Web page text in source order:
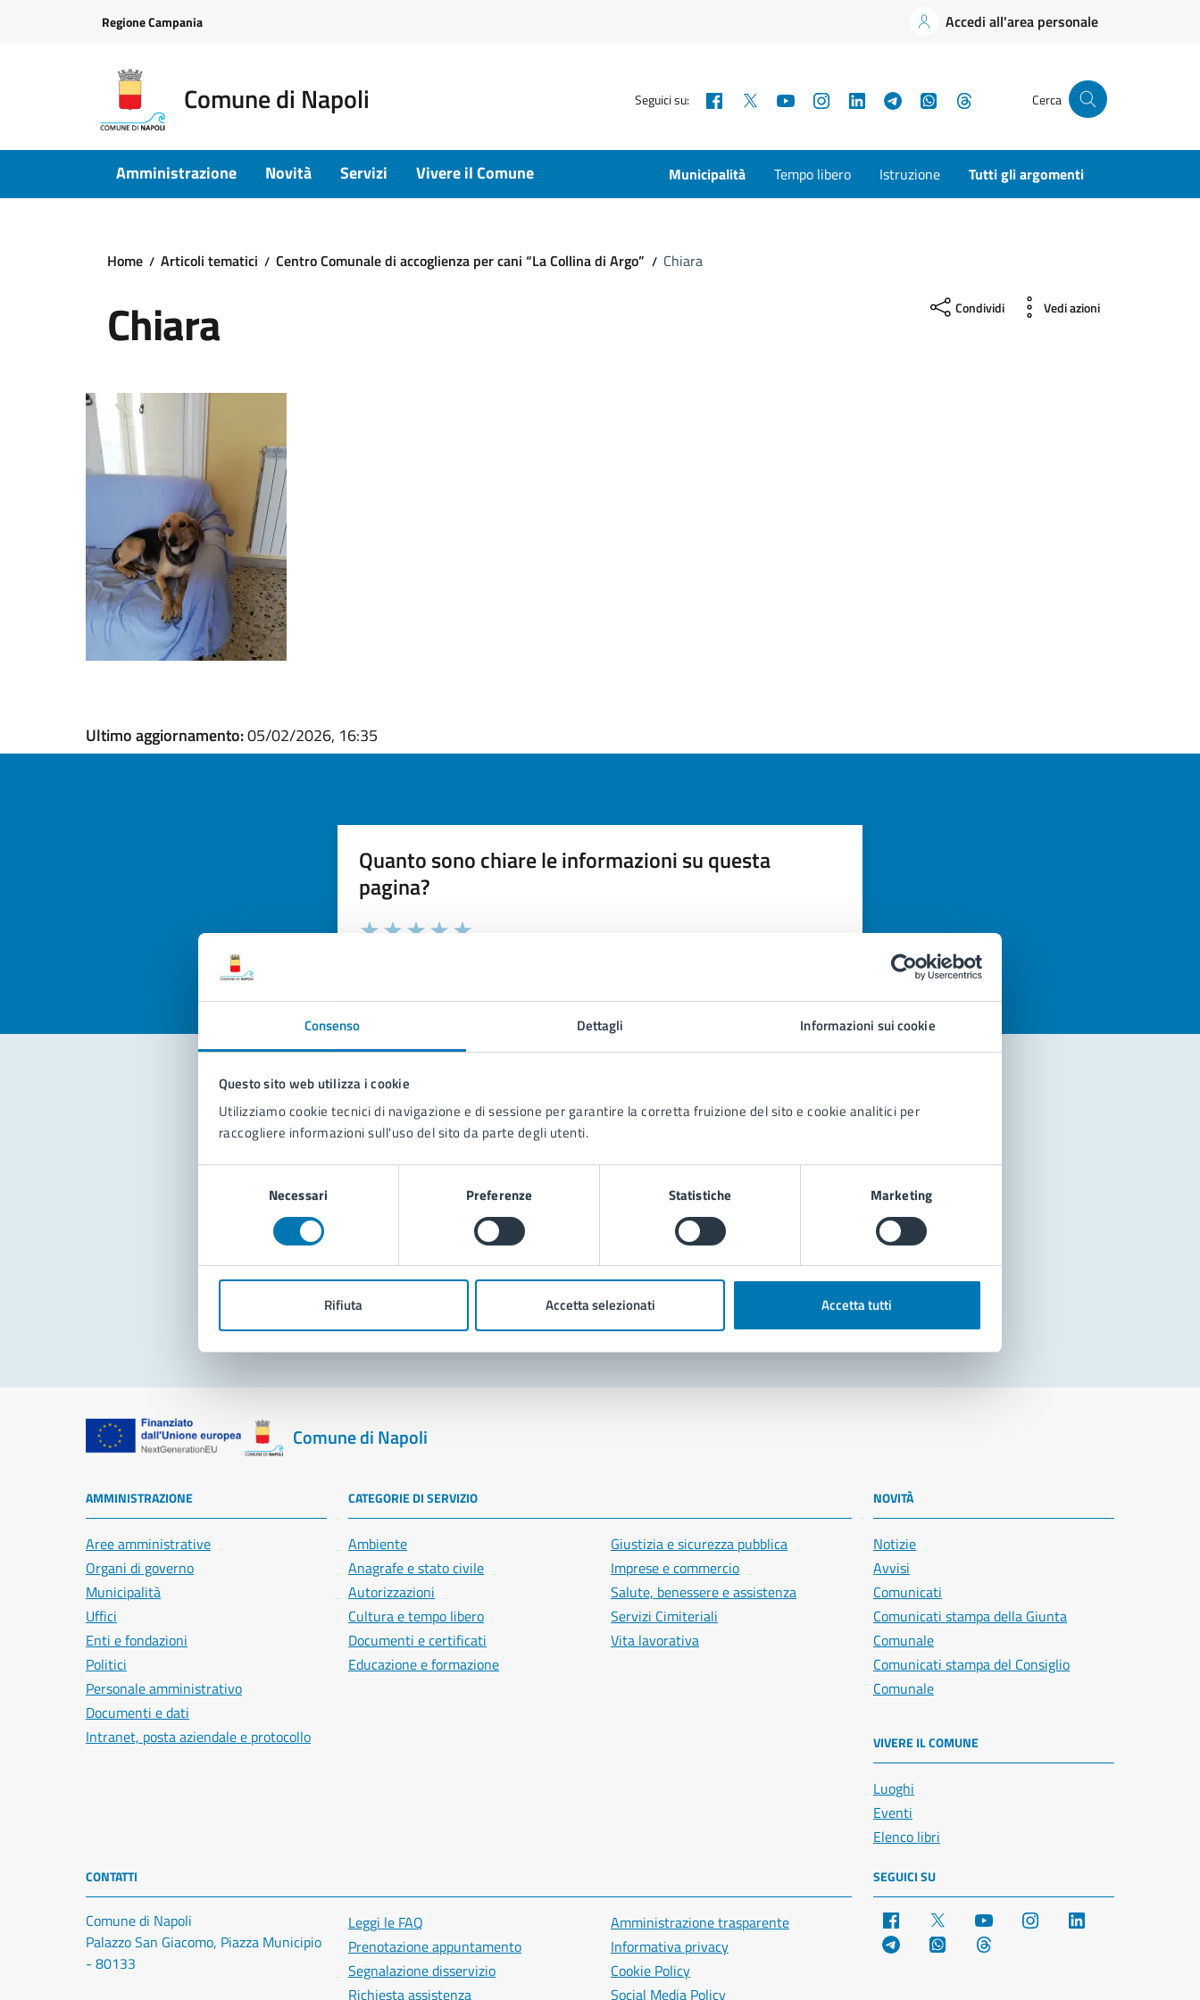
Consenso Dettagli Informazioni sui cookie
Questo sito web utilizza i cookie
Utilizziamo cookie tecnici di navigazione e di sessione per garantire la corretta fruizione del sito e cookie analitici per
raccogliere informazioni sull'uso del sito da parte degli utenti.
Necessari Preferenze Statistiche Marketing
Rifiuta Accetta selezionati Accetta tutti
Regione Campania Accedi all'area personale
Comune di Napoli Seguici su: Facebook YouTubeInstagramLinkedInTelegramWhatsApp Cerca
Amministrazione Novità Servizi Vivere il Comune Municipalità Tempo libero Istruzione Tutti gli argomenti
Home Articoli tematici Centro Comunale di accoglienza per cani “La Collina di Argo” Chiara
Chiara Condividi Vedi azioni
Ultimo aggiornamento:05/02/2026, 16:35
Quanto sono chiare le informazioni su questa
pagina?
Valuta la chiarezza delle informazioni (da 1 a 5 stelle)
Seleziona il numero di stelle per valutare la chiarezza delle informazioni
Contatta il comune
Richiedi assistenza
Prenota appuntamento
Problemi in città
Comune di Napoli
AMMINISTRAZIONE
Aree amministrative
Organi di governo
Municipalità
Uffici
Enti e fondazioni
Politici
Personale amministrativo
Documenti e dati
Intranet, posta aziendale e protocollo
CATEGORIE DI SERVIZIO
Ambiente
Anagrafe e stato civile
Autorizzazioni
Cultura e tempo libero
Documenti e certificati
Educazione e formazione
Giustizia e sicurezza pubblica
Imprese e commercio
Salute, benessere e assistenza
Servizi Cimiteriali
Vita lavorativa
NOVITÀ
Notizie
Avvisi
Comunicati
Comunicati stampa della Giunta
Comunale
Comunicati stampa del Consiglio
Comunale
VIVERE IL COMUNE
Luoghi
Eventi
Elenco libri
CONTATTI
Comune di Napoli
Palazzo San Giacomo, Piazza Municipio
- 80133
Leggi le FAQ
Prenotazione appuntamento
Segnalazione disservizio
Richiesta assistenza
Amministrazione trasparente
Informativa privacy
Cookie Policy
Social Media Policy
SEGUICI SU
Facebook YouTube Instagram
Telegram WhatsApp